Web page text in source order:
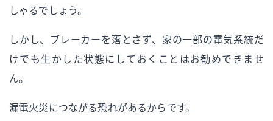
しゃるでしょう。
しかし、ブレーカーを落とさず、家の一部の電気系統だ
けでも生かした状態にしておくことはお勧めできませ
ん。
漏電火災につながる恐れがあるからです。